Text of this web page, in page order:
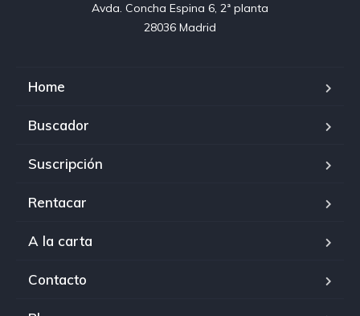
Avda. Concha Espina 6, 2ª planta
28036 Madrid
Home
Buscador
Suscripción
Rentacar
A la carta
Contacto